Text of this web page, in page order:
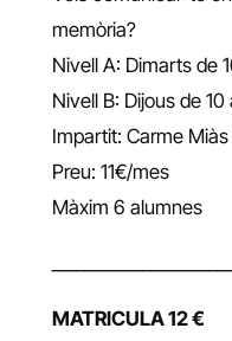
memòria?
Nivell A: Dimarts de
Nivell B: Dijous de 10
Impartit: Carme
Preu: 11€/mes
Màxim 6 alumnes
MATRICULA 12 €